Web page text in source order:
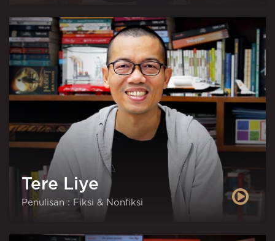
Tere Liye
Penulisan : Fiksi & Nonfiksi